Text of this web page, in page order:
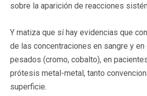
sobre la aparición de reacciones
Y matiza que sí hay evidencias que
de las concentraciones en sangre y en
pesados (cromo, cobalto), en
prótesis metal-metal, tanto
superficie.